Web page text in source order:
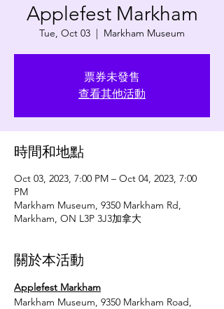
Applefest Markham
Tue, Oct 03
  |
Markham Museum
票券未發售
查看其他活動
時間和地點
Oct 03, 2023, 7:00 PM – Oct 04, 2023, 7:00
PM
Markham Museum, 9350 Markham Rd,
Markham, ON L3P 3J3加拿大
關於本活動
Applefest Markham
Markham Museum, 9350 Markham Road,